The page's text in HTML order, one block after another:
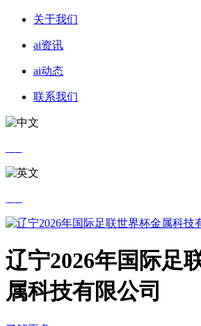
关于我们
ai资讯
ai动态
联系我们
辽宁2026年国际足
属科技有限公司